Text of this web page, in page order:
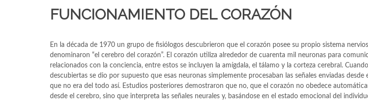
FUNCIONAMIENTO DEL CORAZÓN
En la década de 1970 un grupo de fisiólogos descubrieron que el corazón posee su propio sistema
denominaron “el cerebro del corazón”. El corazón utiliza alrededor de cuarenta mil neuronas para
relacionados con la conciencia, entre estos se incluyen la amígdala, el tálamo y la corteza cerebral.
descubiertas se dio por supuesto que esas neuronas simplemente procesaban las señales enviadas
que no era del todo así. Estudios posteriores demostraron que no, que el corazón no obedece
desde el cerebro, sino que interpreta las señales neurales y, basándose en el estado emocional del